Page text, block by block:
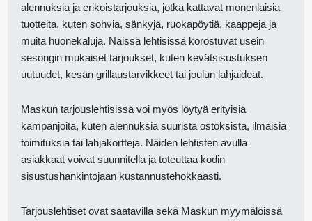
alennuksia ja erikoistarjouksia, jotka kattavat monenlaisia
tuotteita, kuten sohvia, sänkyjä, ruokapöytiä, kaappeja ja
muita huonekaluja. Näissä lehtisissä korostuvat usein
sesongin mukaiset tarjoukset, kuten kevätsisustuksen
uutuudet, kesän grillaustarvikkeet tai joulun lahjaideat.
Maskun tarjouslehtisissä voi myös löytyä erityisiä
kampanjoita, kuten alennuksia suurista ostoksista, ilmaisia
toimituksia tai lahjakortteja. Näiden lehtisten avulla
asiakkaat voivat suunnitella ja toteuttaa kodin
sisustushankintojaan kustannustehokkaasti.
Tarjouslehtiset ovat saatavilla sekä Maskun myymälöissä